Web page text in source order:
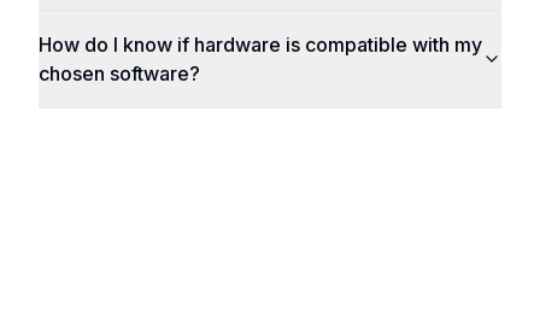
How do I know if hardware is compatible with my
chosen software?